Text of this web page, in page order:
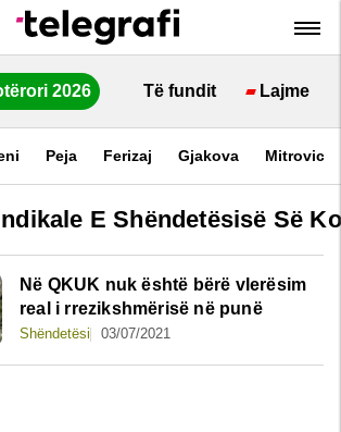
2026 Të fundit Lajme
Peja Ferizaj Gjakova Mitrovica
E Shëndetësisë Së
Në QKUK nuk është bërë vlerësim
real i rrezikshmërisë në punë
Shëndetësi 03/07/2021